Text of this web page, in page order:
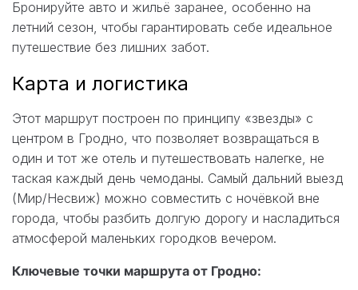
Бронируйте авто и жильё заранее, особенно на
летний сезон, чтобы гарантировать себе идеальное
путешествие без лишних забот.
Карта и логистика
Этот маршрут построен по принципу «звезды» с
центром в Гродно, что позволяет возвращаться в
один и тот же отель и путешествовать налегке, не
таская каждый день чемоданы. Самый дальний выезд
(Мир/Несвиж) можно совместить с ночёвкой вне
города, чтобы разбить долгую дорогу и насладиться
атмосферой маленьких городков вечером.
Ключевые точки маршрута от Гродно: